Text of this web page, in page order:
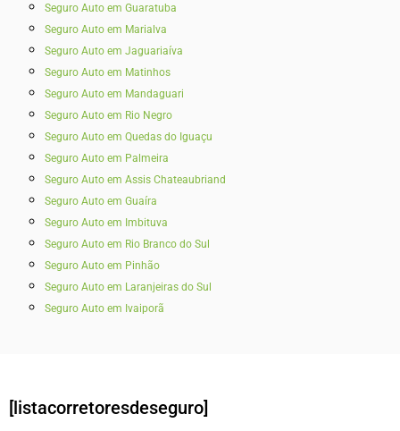
Seguro Auto em Guaratuba
Seguro Auto em Marialva
Seguro Auto em Jaguariaíva
Seguro Auto em Matinhos
Seguro Auto em Mandaguari
Seguro Auto em Rio Negro
Seguro Auto em Quedas do Iguaçu
Seguro Auto em Palmeira
Seguro Auto em Assis Chateaubriand
Seguro Auto em Guaíra
Seguro Auto em Imbituva
Seguro Auto em Rio Branco do Sul
Seguro Auto em Pinhão
Seguro Auto em Laranjeiras do Sul
Seguro Auto em Ivaiporã
[listacorretoresdeseguro]